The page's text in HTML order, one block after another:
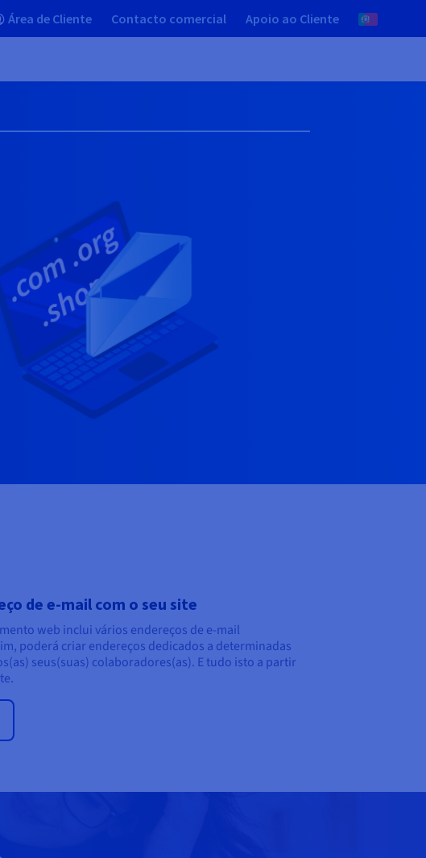
Área de Cliente Contacto comercial Apoio ao Cliente
de e-mail com o seu site
web inclui vários endereços de e-mail
poderá criar endereços dedicados a determinadas
seus(suas) colaboradores(as). E tudo isto a partir